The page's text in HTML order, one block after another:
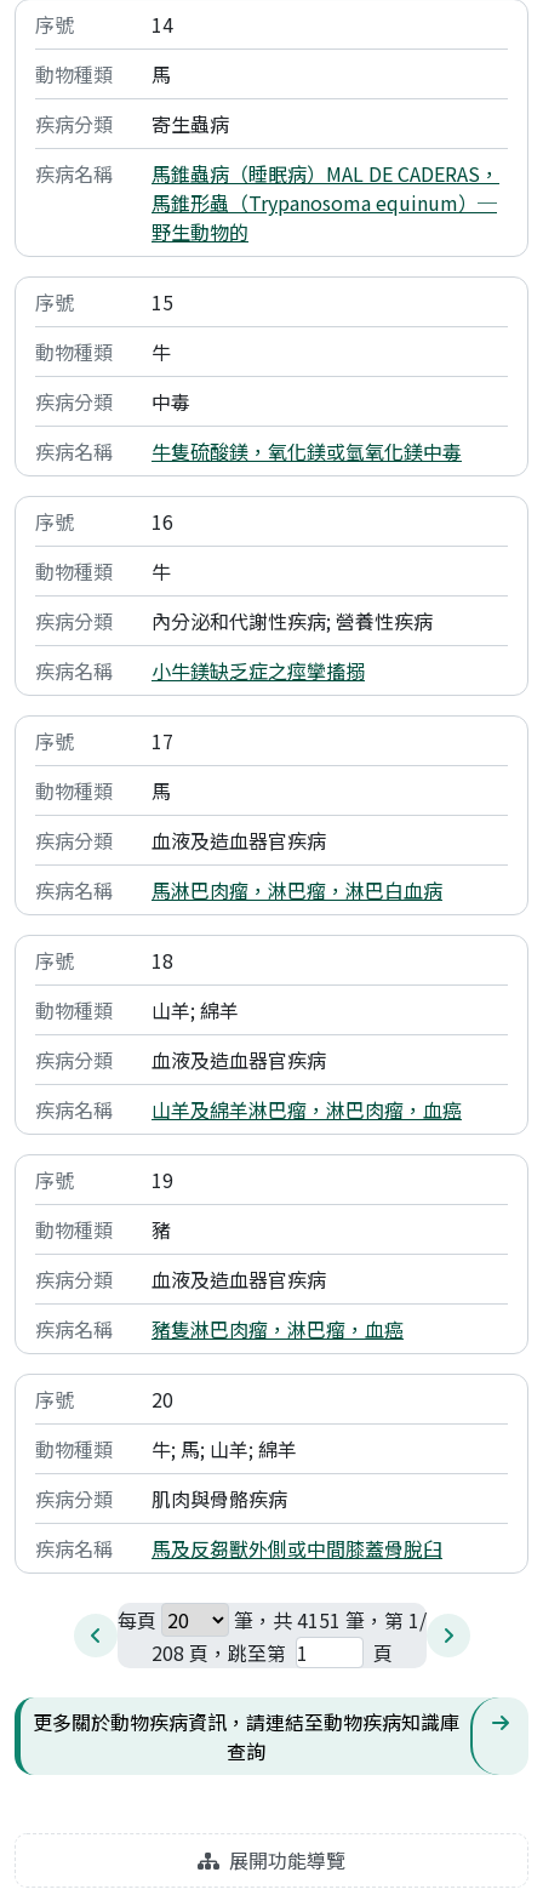
14
馬
寄生蟲病
馬錐蟲病（睡眠病）MAL DE CADERAS，
馬錐形蟲（Trypanosoma equinum）─
野生動物的
15
牛
中毒
牛隻硫酸鎂，氧化鎂或氫氧化鎂中毒
16
牛
內分泌和代謝性疾病; 營養性疾病
小牛鎂缺乏症之痙攣搐搦
17
馬
血液及造血器官疾病
馬淋巴肉瘤，淋巴瘤，淋巴白血病
18
山羊; 綿羊
血液及造血器官疾病
山羊及綿羊淋巴瘤，淋巴肉瘤，血癌
19
豬
血液及造血器官疾病
豬隻淋巴肉瘤，淋巴瘤，血癌
20
牛; 馬; 山羊; 綿羊
肌肉與骨骼疾病
馬及反芻獸外側或中間膝蓋骨脫臼
每頁
筆，共 4151 筆，第 1/
208 頁，跳至第
頁
更多關於動物疾病資訊，請連結至動物疾病知識庫
查詢
展開功能導覽